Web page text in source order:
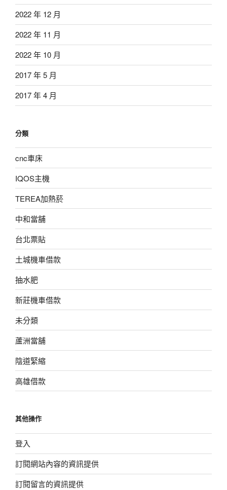
2022 年 12 月
2022 年 11 月
2022 年 10 月
2017 年 5 月
2017 年 4 月
分類
cnc車床
IQOS主機
TEREA加熱菸
中和當舖
台北票貼
土城機車借款
抽水肥
新莊機車借款
未分類
蘆洲當舖
陰道緊縮
高雄借款
其他操作
登入
訂閱網站內容的資訊提供
訂閱留言的資訊提供